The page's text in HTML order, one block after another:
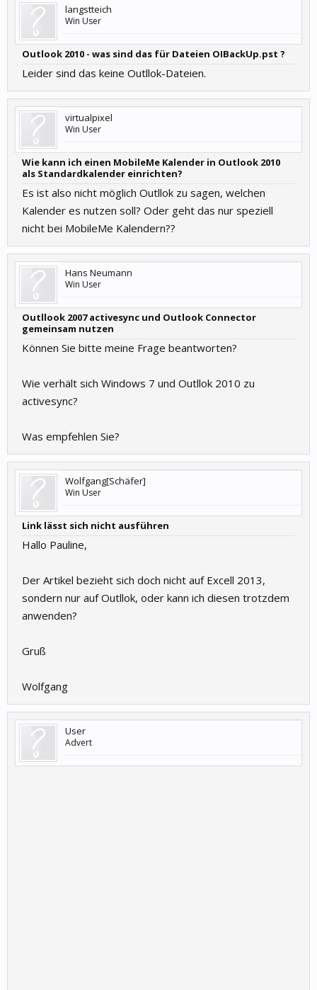
langstteich
Win User
Outlook 2010 - was sind das für Dateien OIBackUp.pst ?
Leider sind das keine Outllok-Dateien.
virtualpixel
Win User
Wie kann ich einen MobileMe Kalender in Outlook 2010
als Standardkalender einrichten?
Es ist also nicht möglich Outllok zu sagen, welchen
Kalender es nutzen soll? Oder geht das nur speziell
nicht bei MobileMe Kalendern??
Hans Neumann
Win User
Outllook 2007 activesync und Outlook Connector
gemeinsam nutzen
Können Sie bitte meine Frage beantworten?
Wie verhält sich Windows 7 und Outllok 2010 zu
activesync?
Was empfehlen Sie?
Wolfgang[Schäfer]
Win User
Link lässt sich nicht ausführen
Hallo Pauline,
Der Artikel bezieht sich doch nicht auf Excell 2013,
sondern nur auf Outllok, oder kann ich diesen trotzdem
anwenden?
Gruß
Wolfgang
User
Advert